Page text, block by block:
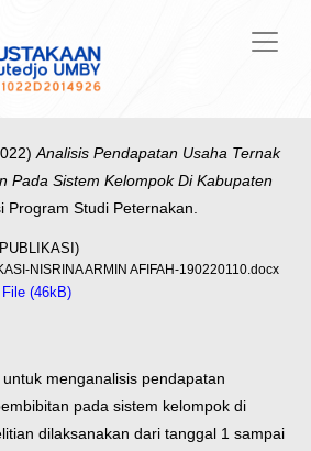
Analisis Pendapatan Usaha Ternak
Pada Sistem Kelompok Di Kabupaten
Program Studi Peternakan.
NISRINA ARMIN AFIFAH-190220110.docx
File (46kB)
menganalisis pendapatan
pada sistem kelompok di
dilaksanakan dari tanggal 1 sampai